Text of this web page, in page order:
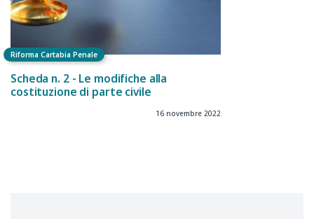
Riforma Cartabia Penale
Scheda n. 2 - Le modifiche alla
costituzione di parte civile
16 novembre 2022